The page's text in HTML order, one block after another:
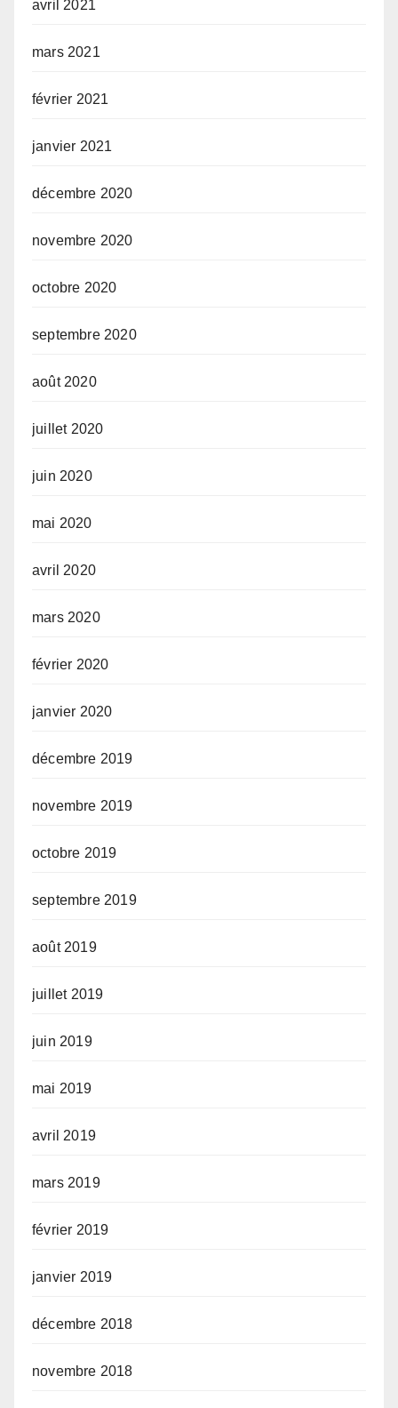
avril 2021
mars 2021
février 2021
janvier 2021
décembre 2020
novembre 2020
octobre 2020
septembre 2020
août 2020
juillet 2020
juin 2020
mai 2020
avril 2020
mars 2020
février 2020
janvier 2020
décembre 2019
novembre 2019
octobre 2019
septembre 2019
août 2019
juillet 2019
juin 2019
mai 2019
avril 2019
mars 2019
février 2019
janvier 2019
décembre 2018
novembre 2018